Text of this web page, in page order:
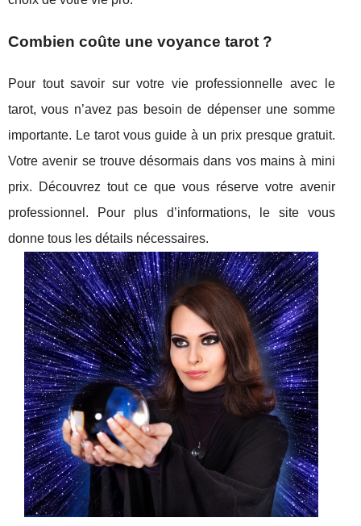
Combien coûte une voyance tarot ?
Pour tout savoir sur votre vie professionnelle avec le
tarot, vous n’avez pas besoin de dépenser une somme
importante. Le tarot vous guide à un prix presque gratuit.
Votre avenir se trouve désormais dans vos mains à mini
prix. Découvrez tout ce que vous réserve votre avenir
professionnel. Pour plus d’informations, le site vous
donne tous les détails nécessaires.